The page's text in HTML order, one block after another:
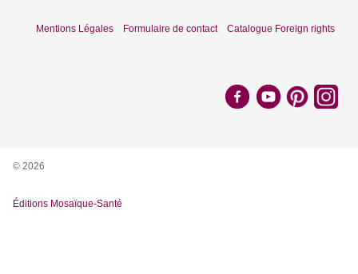
Mentions Légales Formulaire de contact Catalogue Foreign rights
© 2026
Éditions Mosaïque-Santé